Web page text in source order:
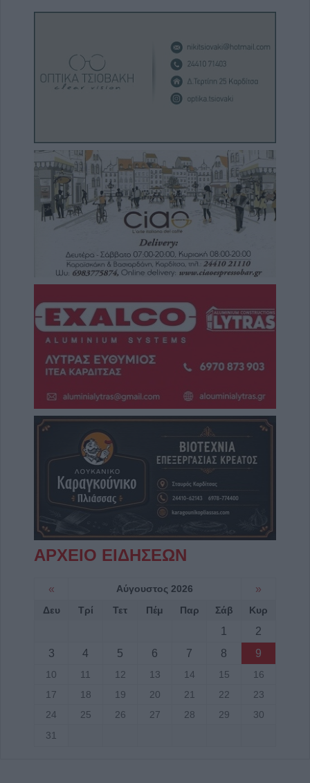
ΑΡΧΕΙΟ ΕΙΔΗΣΕΩΝ
« Αύγουστος 2026 »
Δευ Τρί Τετ Πέμ Παρ Σάβ Κυρ
1
2
3
4 5 6 7 8 9
10 11 12 13 14 15
16
17
18 19 20 21 22
23
24
25 26 27 28 29
30
31